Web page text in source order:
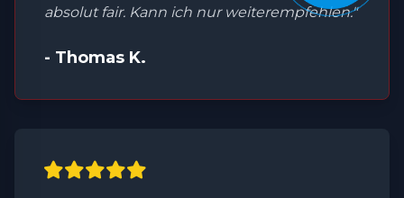
absolut fair. Kann ich nur weiterempfehlen."
- Thomas K.